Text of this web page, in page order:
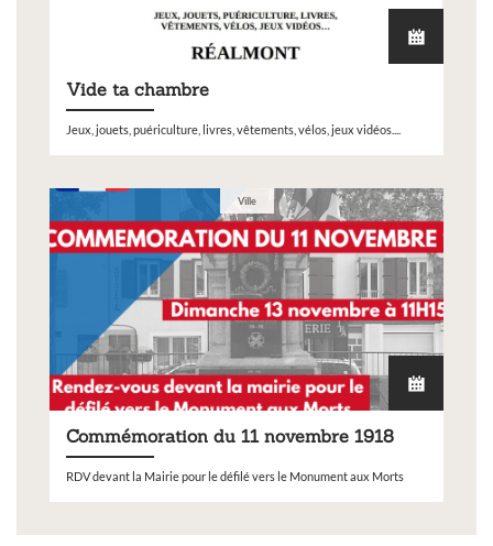
Vide ta chambre
Jeux, jouets, puériculture, livres, vêtements, vélos, jeux vidéos....
Ville
Commémoration du 11 novembre 1918
RDV devant la Mairie pour le défilé vers le Monument aux Morts